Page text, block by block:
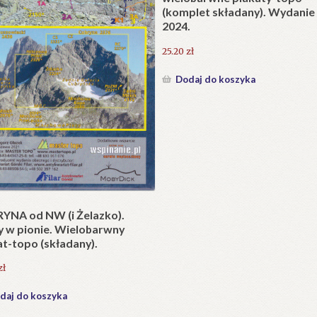
litewskie. Kapliczki i krzyże
jako dzieło sztuki
i potrzeba ich ochrony.
zł
do koszyka
Opisanie Tatr (Wybór